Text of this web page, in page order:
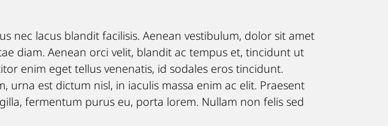
nec lacus blandit facilisis. Aenean vestibulum, dolor sit amet
diam. Aenean orci velit, blandit ac tempus et, tincidunt ut
enim eget tellus venenatis, id sodales eros tincidunt.
est dictum nisl, in iaculis massa enim ac elit. Praesent
fermentum purus eu, porta lorem. Nullam non felis sed